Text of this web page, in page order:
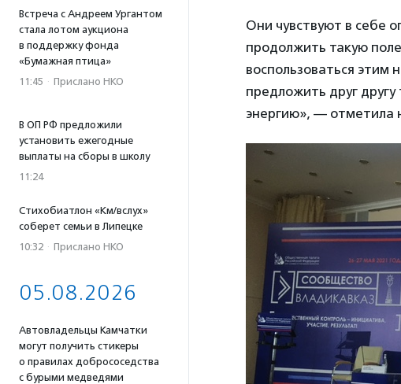
Встреча с Андреем Ургантом
стала лотом аукциона
в поддержку фонда
«Бумажная птица»
11:45 · Прислано НКО
В ОП РФ предложили
установить ежегодные
выплаты на сборы в школу
11:24
Стихобиатлон «Км/вслух»
соберет семьи в Липецке
10:32 · Прислано НКО
05.08.2026
Автовладельцы Камчатки
могут получить стикеры
о правилах добрососедства
с бурыми медведями
Они чувствуют в себе
продолжить такую
воспользоваться
предложить друг
энергию», — отметила